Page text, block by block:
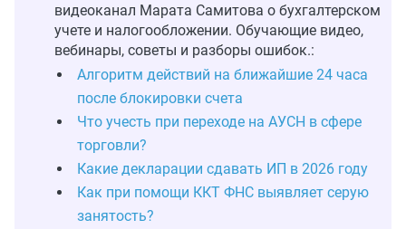
видеоканал Марата Самитова о бухгалтерском
учете и налогообложении. Обучающие видео,
вебинары, советы и разборы ошибок.:
Алгоритм действий на ближайшие 24 часа
после блокировки счета
Что учесть при переходе на АУСН в сфере
торговли?
Какие декларации сдавать ИП в 2026 году
Как при помощи ККТ ФНС выявляет серую
занятость?